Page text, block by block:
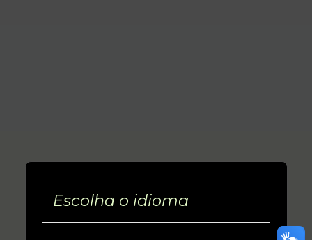
Escolha o idioma